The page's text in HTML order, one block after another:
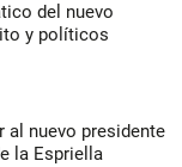
del nuevo
y políticos
al nuevo presidente
la Espriella